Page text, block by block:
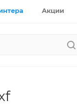
Акции